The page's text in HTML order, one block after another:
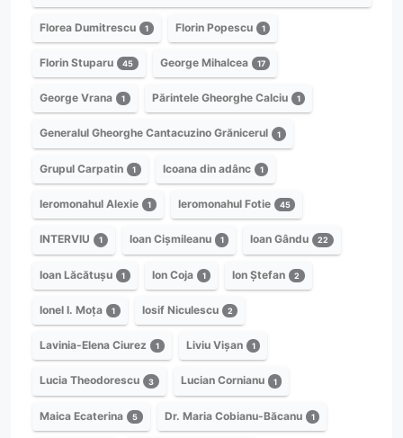
Florea Dumitrescu 1 Florin Popescu 1
Florin Stuparu 45 George Mihalcea 17
George Vrana 1 Părintele Gheorghe Calciu 1
Generalul Gheorghe Cantacuzino Grănicerul 1
Grupul Carpatin 1 Icoana din adânc 1
Ieromonahul Alexie 1 Ieromonahul Fotie 45
INTERVIU 1 Ioan Cișmileanu 1 Ioan Gându 22
Ioan Lăcătușu 1 Ion Coja 1 Ion Ștefan 2
Ionel I. Moța 1 Iosif Niculescu 2
Lavinia-Elena Ciurez 1 Liviu Vișan 1
Lucia Theodorescu 3 Lucian Cornianu 1
Maica Ecaterina 5 Dr. Maria Cobianu-Băcanu 1